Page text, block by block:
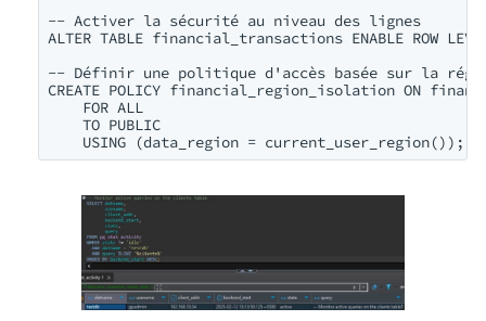
-- Activer la sécurité au niveau des lignes
ALTER TABLE financial_transactions ENABLE ROW
-- Définir une politique d'accès basée sur la
CREATE POLICY financial_region_isolation ON
    FOR ALL
    TO PUBLIC